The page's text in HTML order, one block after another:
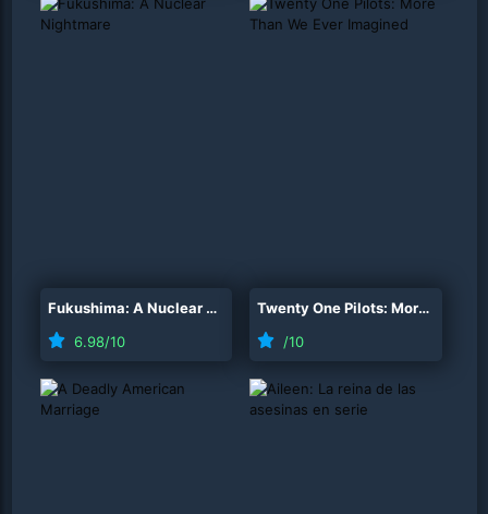
Fukushima: A Nuclear Nightmare (2026)
6.98/10
Twenty One Pilots: More Than We Ever Imagined
/10